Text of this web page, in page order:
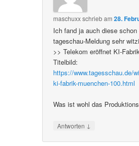
maschuxxschriebam28.
Ich fand ja auch diese
tageschau-Meldung sehr
>> Telekom eröffnet KI-
Titelbild:
https://www.tagesschau.de/
ki-fabrik-muenchen-100.html
Was ist wohl das
Antworten ↓